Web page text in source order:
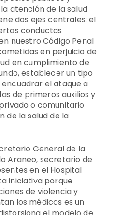
atención de la salud
dos ejes centrales: el
conductas
nuestro Código Penal
en perjuicio de
en cumplimiento de
establecer un tipo
el ataque a
de primeros auxilios y
o comunitario
de la salud de la
General de la
Araneo, secretario de
en el Hospital
iniciativa porque
de violencia y
los médicos es un